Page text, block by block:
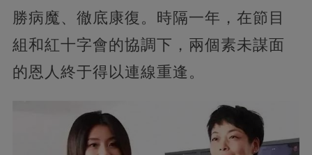
勝病魔、徹底康復。時隔一年，在節目
組和紅十字會的協調下，兩個素未謀面
的恩人終于得以連線重逢。